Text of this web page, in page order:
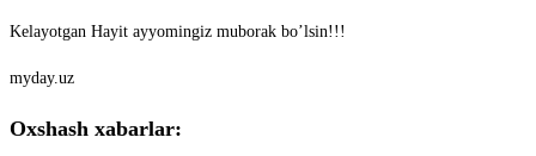
Kelayotgan Hayit ayyomingiz muborak boʼlsin!!!
myday.uz
Oxshash xabarlar: